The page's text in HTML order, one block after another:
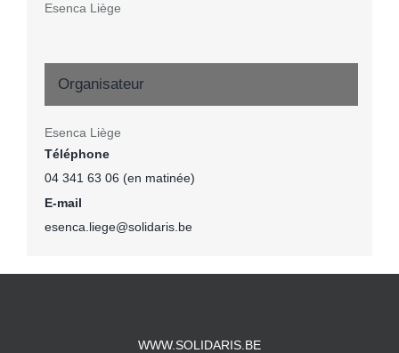
Esenca Liège
Organisateur
Esenca Liège
Téléphone
04 341 63 06 (en matinée)
E-mail
esenca.liege@solidaris.be
WWW.SOLIDARIS.BE